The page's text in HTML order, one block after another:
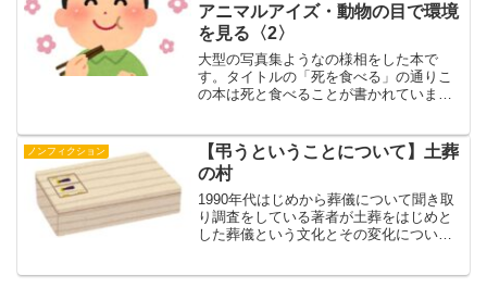
アニマルアイズ・動物の目で環境
を見る〈2〉
大型の写真集ようなの様相をした本で
す。タイトルの「死を食べる」の通りこ
の本は死と食べることが書かれていま
て、もう一度地球環境を見つめ直すシリ
ーズ。2巻は、動物の「死」を観...
ノンフィクション
【弔うということについて】土葬
の村
1990年代はじめから葬儀について聞き取
り調査をしている著者が土葬をはじめと
した葬儀という文化とその変化について